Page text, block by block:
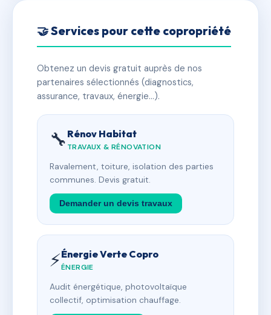
🤝 Services pour cette copropriété
Obtenez un devis gratuit auprès de nos
partenaires sélectionnés (diagnostics,
assurance, travaux, énergie…).
🔧 Rénov Habitat
TRAVAUX & RÉNOVATION
Ravalement, toiture, isolation des parties
communes. Devis gratuit.
Demander un devis travaux
⚡Énergie Verte Copro
ÉNERGIE
Audit énergétique, photovoltaïque
collectif, optimisation chauffage.